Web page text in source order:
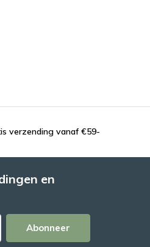
verzending vanaf €59-
en
Abonneer